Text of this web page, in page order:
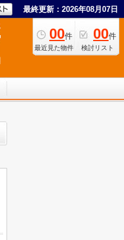
最終更新：2026年08月07日
00件
最近見た物件
00件
検討リスト